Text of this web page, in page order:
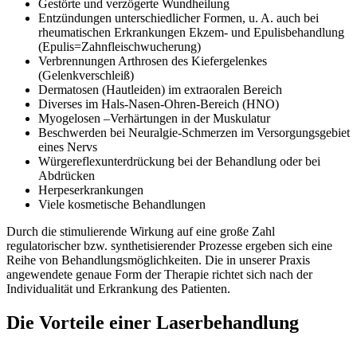
Gestörte und verzögerte Wundheilung
Entzündungen unterschiedlicher Formen, u. A. auch bei
rheumatischen Erkrankungen Ekzem- und Epulisbehandlung
(Epulis=Zahnfleischwucherung)
Verbrennungen Arthrosen des Kiefergelenkes
(Gelenkverschleiß)
Dermatosen (Hautleiden) im extraoralen Bereich
Diverses im Hals-Nasen-Ohren-Bereich (HNO)
Myogelosen –Verhärtungen in der Muskulatur
Beschwerden bei Neuralgie-Schmerzen im Versorgungsgebiet
eines Nervs
Würgereflexunterdrückung bei der Behandlung oder bei
Abdrücken
Herpeserkrankungen
Viele kosmetische Behandlungen
Durch die stimulierende Wirkung auf eine große Zahl
regulatorischer bzw. synthetisierender Prozesse ergeben sich eine
Reihe von Behandlungsmöglichkeiten. Die in unserer Praxis
angewendete genaue Form der Therapie richtet sich nach der
Individualität und Erkrankung des Patienten.
Die Vorteile einer Laserbehandlung